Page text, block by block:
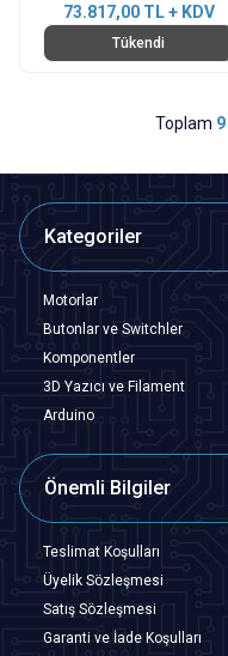
73.817,00TL + KDV
Tükendi
Toplam 9
Kategoriler
Motorlar
Butonlar ve Switchler
Komponentler
3D Yazıcı ve Filament
Arduino
Önemli Bilgiler
Teslimat Koşulları
Üyelik Sözleşmesi
Satış Sözleşmesi
Garanti ve İade Koşulları